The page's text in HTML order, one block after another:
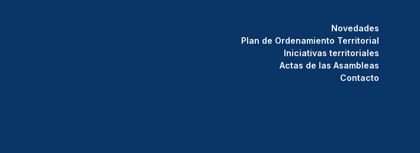
Novedades
Plan de Ordenamiento Territorial
Iniciativas territoriales
Actas de las Asambleas
Contacto